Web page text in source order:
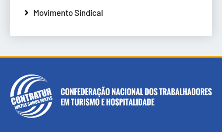
Movimento Sindical